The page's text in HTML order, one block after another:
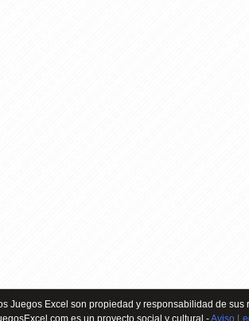
Juegos Excel son propiedad y responsabilidad de
es un proyecto social y cultural -Aviso